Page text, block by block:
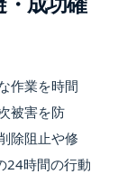
作業を時間
被害を防
除阻止や修
24時間の行動